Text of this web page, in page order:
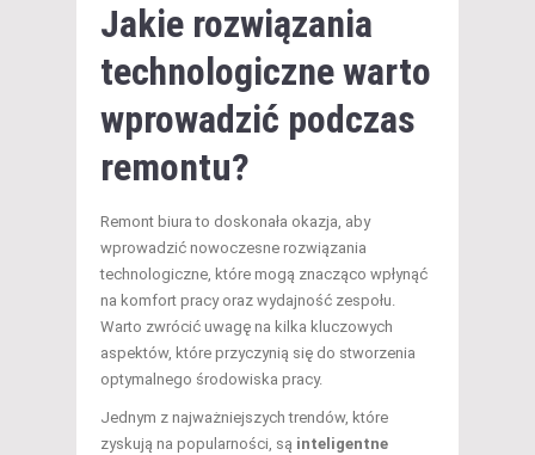
Jakie rozwiązania
technologiczne warto
wprowadzić podczas
remontu?
Remont biura to doskonała okazja, aby
wprowadzić nowoczesne rozwiązania
technologiczne, które mogą znacząco wpłynąć
na komfort pracy oraz wydajność zespołu.
Warto zwrócić uwagę na kilka kluczowych
aspektów, które przyczynią się do stworzenia
optymalnego środowiska pracy.
Jednym z najważniejszych trendów, które
zyskują na popularności, są inteligentne